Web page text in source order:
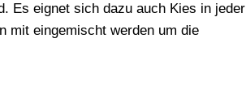
Es eignet sich dazu auch Kies in jeder
mit eingemischt werden um die